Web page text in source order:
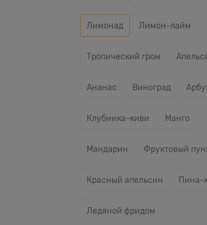
Лимонад Лимон-лайм
Тропический гром
Ананас Виноград
Клубника-киви Манго
Мандарин Фруктовый
Красный апельсин Пина-
Ледяной фридом